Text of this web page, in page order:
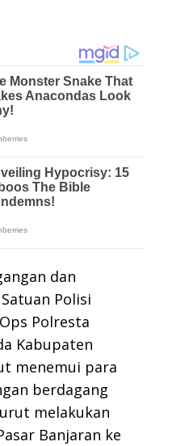
dan
Polisi
Polresta
Kabupaten
menemui para
berdagang
melakukan
Banjaran ke